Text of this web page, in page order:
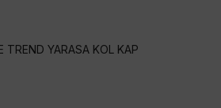
TREND YARASA KOL KAP